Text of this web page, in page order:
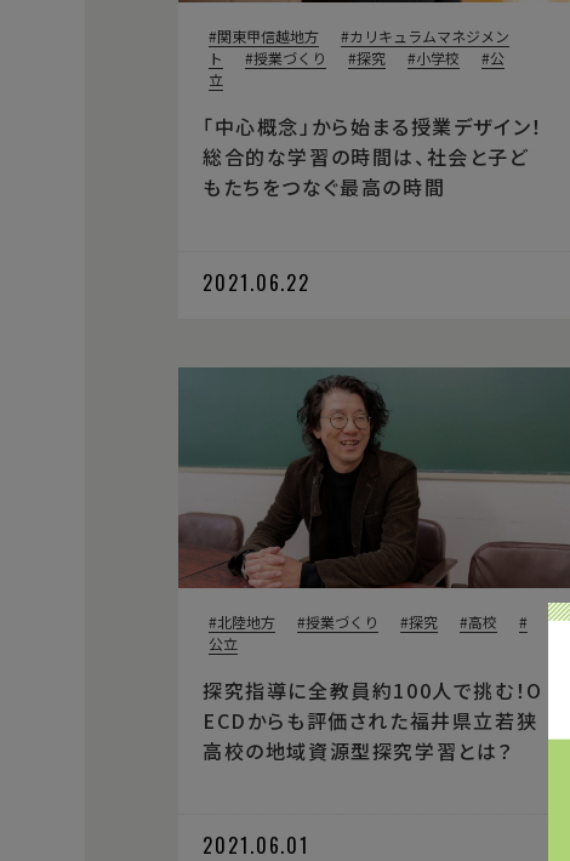
関東甲信越地方
カリキュラムマネジメン
ト
授業づくり 探究 小学校
公
立
「中心概念」から始まる授業デザイン！
総合的な学習の時間は、社会と子ど
もたちをつなぐ最高の時間
2021.06.22
北陸地方 授業づくり 探究
高校
公立
探究指導に全教員約100人で挑む！O
ECDからも評価された福井県立若狭
高校の地域資源型探究学習とは？
2021.06.01